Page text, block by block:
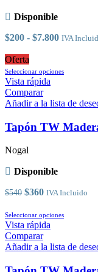
elegir
de
Disponible
$200 - $7.800Rango
desde
$7.800
IVA
Oferta
Seleccionar opcionesEste
múltiples
Las
opciones
la
de
Vista rápida
Comparar
Añadir a la lista de
Tapón TW
Nogal
Disponible
$540 El
original
era:
$540.
$360El
actual
es:
$360.
IVA Incluido
Seleccionar opcionesEste
múltiples
Las
Vista rápida
Comparar
Añadir a la lista de